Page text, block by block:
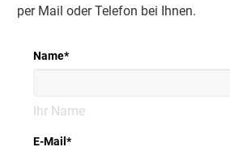
per Mail oder Telefon bei Ihnen.
Name*
Ihr Name
E-Mail *